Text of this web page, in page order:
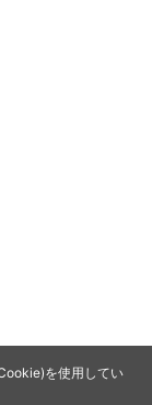
を使用してい